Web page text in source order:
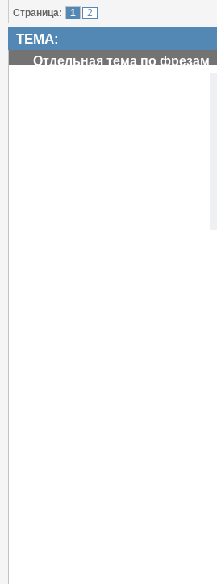
Страница: 1 2
ТЕМА:
Отдельная тема по фрезам